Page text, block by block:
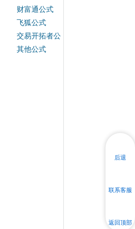
财富通公式
飞狐公式
交易开拓者公
式
其他公式
后退
联系客服
返回顶部